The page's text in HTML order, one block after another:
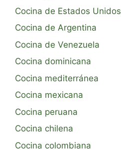
Cocina de Estados Unidos
Cocina de Argentina
Cocina de Venezuela
Cocina dominicana
Cocina mediterránea
Cocina mexicana
Cocina peruana
Cocina chilena
Cocina colombiana